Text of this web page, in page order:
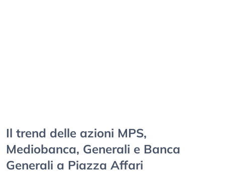
Il trend delle azioni MPS,
Mediobanca, Generali e Banca
Generali a Piazza Affari